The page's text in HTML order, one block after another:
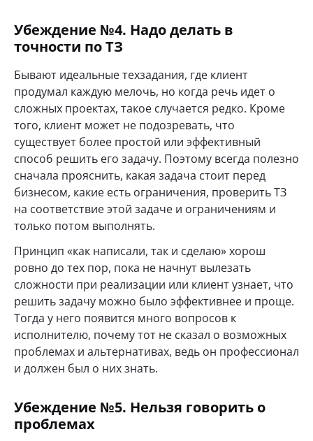
Убеждение №4. Надо делать в
точности по ТЗ
Бывают идеальные техзадания, где клиент
продумал каждую мелочь, но когда речь идет о
сложных проектах, такое случается редко. Кроме
того, клиент может не подозревать, что
существует более простой или эффективный
способ решить его задачу. Поэтому всегда полезно
сначала прояснить, какая задача стоит перед
бизнесом, какие есть ограничения, проверить ТЗ
на соответствие этой задаче и ограничениям и
только потом выполнять.
Принцип «как написали, так и сделаю» хорош
ровно до тех пор, пока не начнут вылезать
сложности при реализации или клиент узнает, что
решить задачу можно было эффективнее и проще.
Тогда у него появится много вопросов к
исполнителю, почему тот не сказал о возможных
проблемах и альтернативах, ведь он профессионал
и должен был о них знать.
Убеждение №5. Нельзя говорить о
проблемах